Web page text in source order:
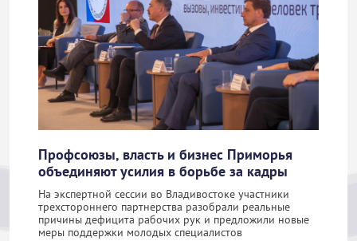
Профсоюзы, власть и бизнес Приморья
объединяют усилия в борьбе за кадры
На экспертной сессии во Владивостоке участники
трехстороннего партнерства разобрали реальные
причины дефицита рабочих рук и предложили новые
меры поддержки молодых специалистов